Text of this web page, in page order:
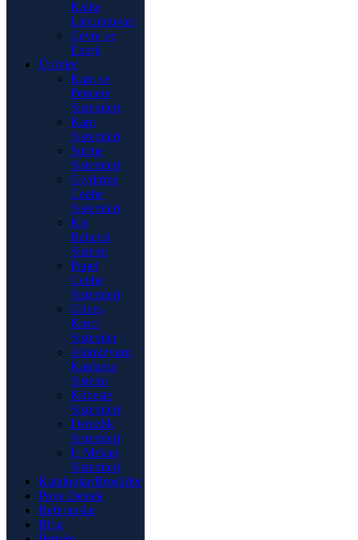
Kalite
Laboratuvarı
Çevre ve
Enerji
Ürünler
Kapı ve
Pencere
Sistemleri
Kapı
Sistemleri
Sürme
Sistemleri
Giydirme
Cephe
Sistemleri
Kış
Bahçesi
Sistemi
Panel
Cephe
Sistemleri
Güneş
Kırıcı
Sistemler
Alüminyum
Kaplama
Sistemi
Küpeşte
Sistemleri
Denizlik
Sistemleri
İç Mekan
Sistemleri
Kataloglar/Broşürler
Proje Destek
Referanslar
Blog